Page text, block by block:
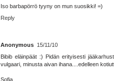
Iso barbapörrö tyyny on mun suosikki! =)
Reply
Anonymous 15/11/10
Bibib eläinpäät :) Pidän erityisesti
vulgaari, minusta aivan ihana....edelleen
Sofia